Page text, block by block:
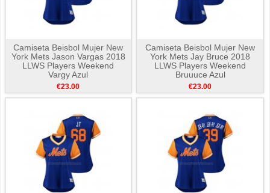
Camiseta Beisbol Mujer New
York Mets Jason Vargas 2018
LLWS Players Weekend
Vargy Azul
€23.00
Camiseta Beisbol Mujer New
York Mets Jay Bruce 2018
LLWS Players Weekend
Bruuuce Azul
€23.00